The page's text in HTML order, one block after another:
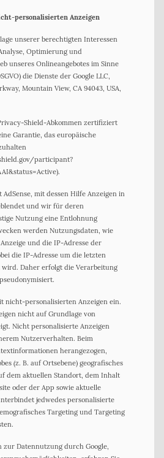
personalisierten Anzeigen
unserer berechtigten Interessen
Optimierung und
unseres Onlineangebotes im Sinne
die Dienste der Google LLC,
Mountain View, CA 94043, USA,
Shield-Abkommen zertifiziert
Garantie, das europäische
participant?
mit dessen Hilfe Anzeigen in
und wir für deren
Nutzung eine Entlohnung
werden Nutzungsdaten, wie
und die IP-Adresse der
die IP-Adresse um die letzten
Daher erfolgt die Verarbeitung
nicht-personalisierten Anzeigen ein.
nicht auf Grundlage von
Nicht personalisierte Anzeigen
Nutzerverhalten. Beim
herangezogen,
(z. B. auf Ortsebene) geografisches
dem aktuellen Standort, dem Inhalt
oder der App sowie aktuelle
jedwedes personalisierte
Targeting und Targeting
Datennutzung durch Google,